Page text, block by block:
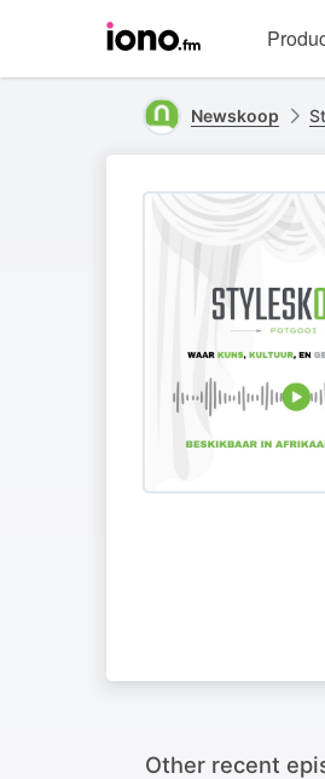
homepage
Newskoop
Other recent